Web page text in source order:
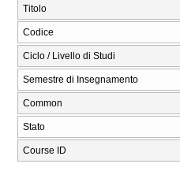
Titolo
Codice
Ciclo / Livello di Studi
Semestre di Insegnamento
Common
Stato
Course ID